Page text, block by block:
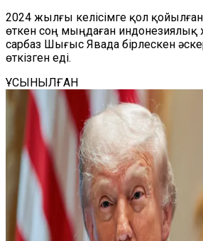
2024 жылғы келісімге қол
өткен соң мыңдаған индонезиялық
сарбаз Шығыс Явада бірлескен
өткізген еді.
ҰСЫНЫЛҒАН